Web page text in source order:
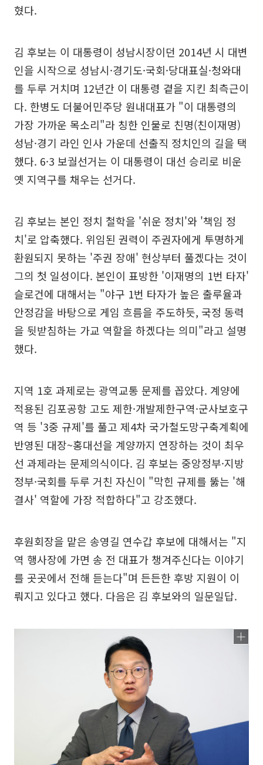
혔다.
김 후보는 이 대통령이 성남시장이던 2014년 시 대변
인을 시작으로 성남시·경기도·국회·당대표실·청와대
를 두루 거치며 12년간 이 대통령 곁을 지킨 최측근이
다. 한병도 더불어민주당 원내대표가 "이 대통령의
가장 가까운 목소리"라 칭한 인물로 친명(친이재명)
성남·경기 라인 인사 가운데 선출직 정치인의 길을 택
했다. 6·3 보궐선거는 이 대통령이 대선 승리로 비운
옛 지역구를 채우는 선거다.
김 후보는 본인 정치 철학을 '쉬운 정치'와 '책임 정
치'로 압축했다. 위임된 권력이 주권자에게 투명하게
환원되지 못하는 '주권 장애' 현상부터 풀겠다는 것이
그의 첫 일성이다. 본인이 표방한 '이재명의 1번 타자'
슬로건에 대해서는 "야구 1번 타자가 높은 출루율과
안정감을 바탕으로 게임 흐름을 주도하듯, 국정 동력
을 뒷받침하는 가교 역할을 하겠다는 의미"라고 설명
했다.
지역 1호 과제로는 광역교통 문제를 꼽았다. 계양에
적용된 김포공항 고도 제한·개발제한구역·군사보호구
역 등 '3중 규제'를 풀고 제4차 국가철도망구축계획에
반영된 대장~홍대선을 계양까지 연장하는 것이 최우
선 과제라는 문제의식이다. 김 후보는 중앙정부·지방
정부·국회를 두루 거친 자신이 "막힌 규제를 뚫는 '해
결사' 역할에 가장 적합하다"고 강조했다.
후원회장을 맡은 송영길 연수갑 후보에 대해서는 "지
역 행사장에 가면 송 전 대표가 챙겨주신다는 이야기
를 곳곳에서 전해 듣는다"며 든든한 후방 지원이 이
뤄지고 있다고 했다. 다음은 김 후보와의 일문일답.